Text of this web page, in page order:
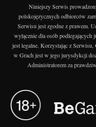
Niniejszy Serwis
polskojęzycznych odbiorców
Serwisu jest zgodne z prawem.
wyłącznie dla osób
jest legalne. Korzystając z
w Grach jest w jego jurysdykcji
Administratorem za